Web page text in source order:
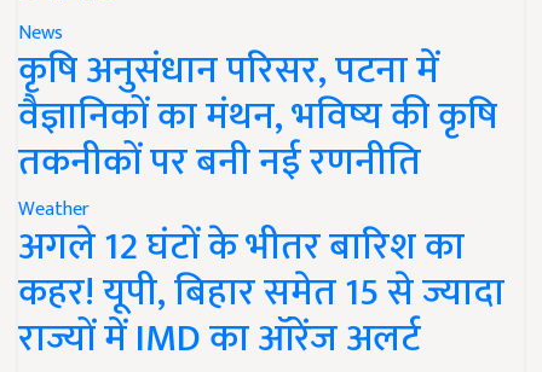
News
कृषि अनुसंधान परिसर, पटना में
वैज्ञानिकों का मंथन, भविष्य की कृषि
तकनीकों पर बनी नई रणनीति
Weather
अगले 12 घंटों के भीतर बारिश का
कहर! यूपी, बिहार समेत 15 से ज्यादा
राज्यों में IMD का ऑरेंज अलर्ट